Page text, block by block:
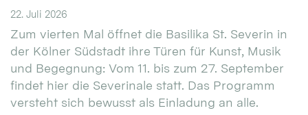
22. Juli 2026
Zum vierten Mal öffnet die Basilika St. Severin in
der Kölner Südstadt ihre Türen für Kunst, Musik
und Begegnung: Vom 11. bis zum 27. September
findet hier die Severinale statt. Das Programm
versteht sich bewusst als Einladung an alle.